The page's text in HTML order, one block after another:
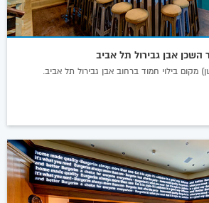
השכן אבן גבירול תל אביב
בילוי חמוד ברחוב אבן גבירול תל אביב.